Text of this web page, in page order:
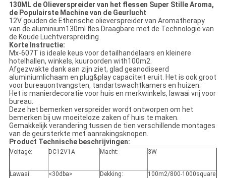
130ML de Olieverspreider van het flessen Super Stille Aroma,
de Populairste Machine van de Geurlucht
12V gouden de Etherische olieverspreider van Aromatherapy
van de aluminium130ml fles Draagbare met de Technologie van
de Koude Luchtverspreiding
Korte Instructie:
Mx-607T is ideale keus voor detailhandelaars en kleinere
hotelhallen, winkels, kuuroorden with100m2.
Afgezwakte dank aan zijn ziet, glad geanodiseerd
aluminiumlichaam en plug&play capaciteit eruit. Het is ook groot
voor bureauontvangsten, tandartswachtkamers en huizen.
Het is manierdecoratie voor huis en merkwinkels, lawaai vrij voor
bureau.
Deze het bemerken verspreider wordt ontworpen om het
bemerken bij uw moeiteloze zaken of huis te maken.
Gemakkelijk verandering tussen de tien verschillende montages
van de geursterkte met aanrakingsknopen.
Product Technische beschrijvingen:
Voltage: DC12V1A Macht: 3W
Lawaai: <30dba> Dekking:
100m2/800-1000square